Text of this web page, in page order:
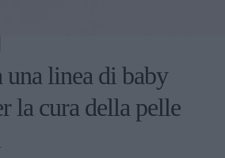
linea di baby
la cura della pelle